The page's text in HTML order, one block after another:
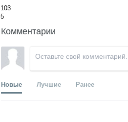
103
5
Комментарии
Новые Лучшие Ранее